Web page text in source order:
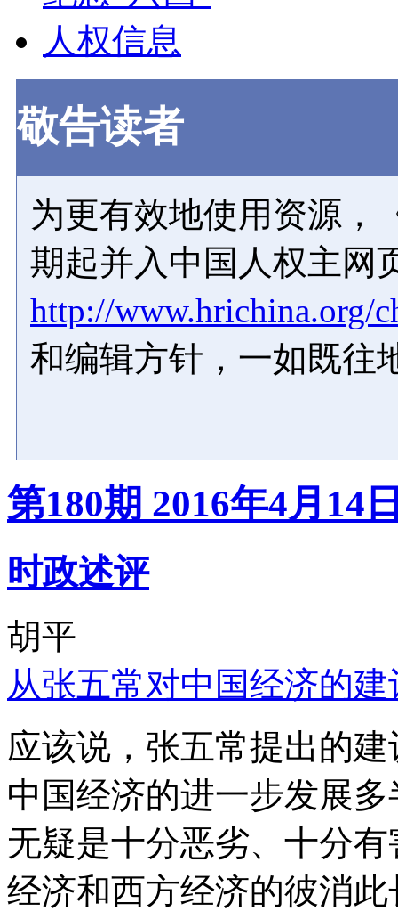
人权信息
敬告读者
为更有效地使用资源，
期起并入中国人权主网
http://www.hrichina.org/
和编辑方针，一如既往
第180期 2016年4月14
时政述评
胡平
从张五常对中国经济的
应该说，张五常提出的
中国经济的进一步发展
无疑是十分恶劣、十分
经济和西方经济的彼消